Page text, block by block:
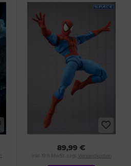
89,99 €
inkl. 19 % MwSt. zzgl. Versandkosten